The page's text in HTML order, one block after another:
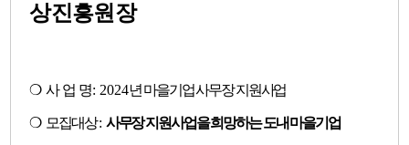
상진흥원장
❍사 업 명: 2024년 마을기업 사무장 지원사업
❍ 모집대상: 사무장 지원사업을 희망하는 도내 마을기업